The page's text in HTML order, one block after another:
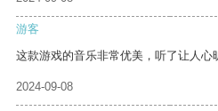
游客
这款游戏的音乐非常优美，听了让人心
2024-09-08